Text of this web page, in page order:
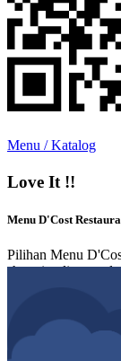
Menu / Katalog
Love It !!
Menu D'Cost
Pilihan Menu
shopping list atau